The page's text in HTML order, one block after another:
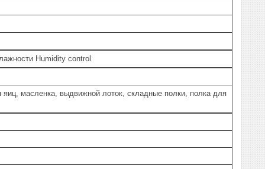
Humidity control
яиц, масленка, выдвижной лоток, складные полки, полка для